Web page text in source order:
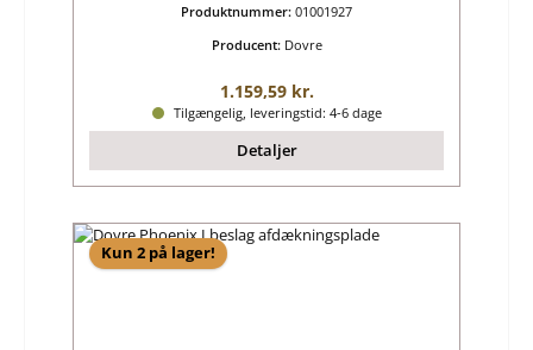
Produktnummer: 01001927
Producent: Dovre
Almindelig pris:
1.159,59 kr.
Tilgængelig, leveringstid: 4-6 dage
Detaljer
Kun 2 på lager!